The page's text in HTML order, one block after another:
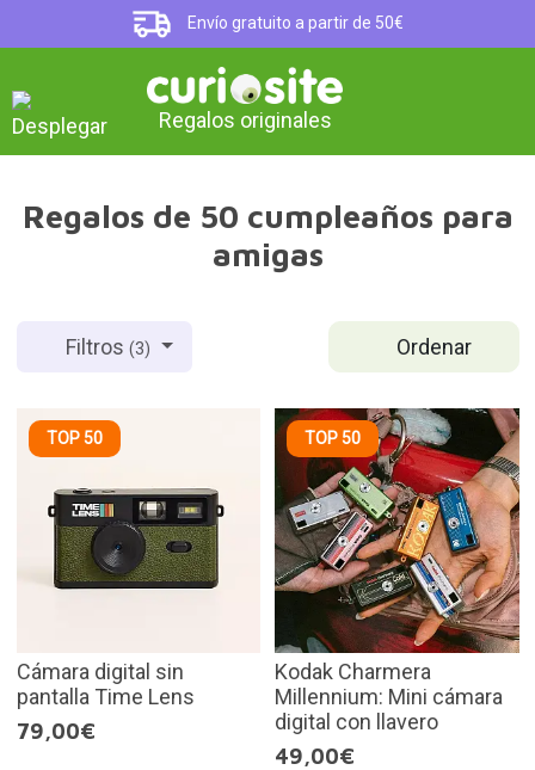
Envío gratuito a partir de 50€
Regalos originales
Regalos de 50 cumpleaños para
amigas
Ordenar
Filtros(3)
TOP 50
Cámara digital sin
pantalla Time Lens
79,00€
TOP 50
Kodak Charmera
Millennium: Mini cámara
digital con llavero
49,00€